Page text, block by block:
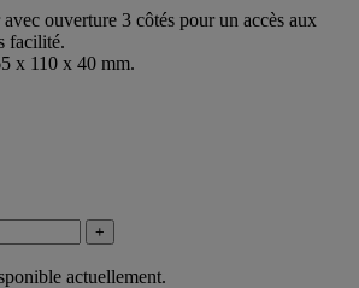
ouverture 3 côtés pour un accès aux
facilité.
x 110 x 40 mm.
+
actuellement.